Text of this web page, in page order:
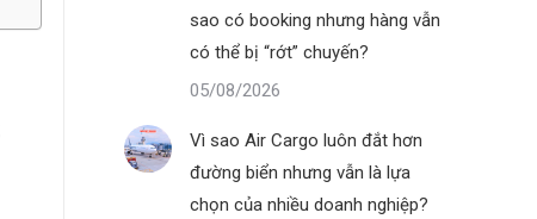
sao có booking nhưng hàng vẫn
có thể bị “rớt” chuyến?
05/08/2026
Vì sao Air Cargo luôn đắt hơn
đường biển nhưng vẫn là lựa
chọn của nhiều doanh nghiệp?